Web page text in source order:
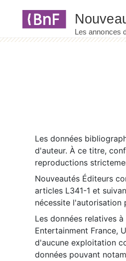
Les données
d'auteur. À ce titre,
reproductions
Nouveautés Éditeurs
articles L341-1 et
nécessite l'autorisation
Les données relatives
Entertainment France,
d'aucune exploitation
données pouvant